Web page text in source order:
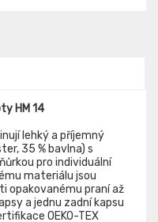
HM 14
lehký a příjemný
35 % bavlna) s
pro individuální
materiálu jsou
opakovanému praní až
a jednu zadní kapsu
OEKO-TEX